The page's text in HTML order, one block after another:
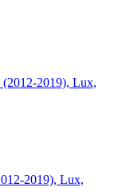
2019), Lux,